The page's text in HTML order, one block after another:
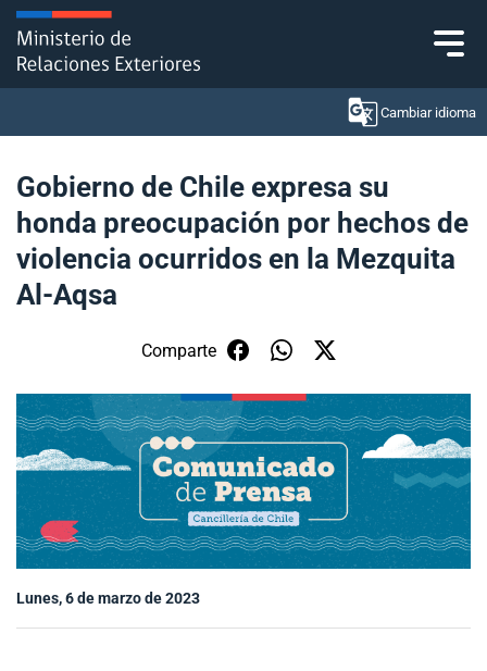
Click acá para ir directamente al contenido
Cambiar idioma
Ministerio
Política Exterior
Subsecretaría de Relaciones Económicas
Internacionales
Sala de prensa
modo claro
Gobierno de Chile expresa su
honda preocupación por hechos de
violencia ocurridos en la Mezquita
Al-Aqsa
Comparte
Lunes, 6 de marzo de 2023